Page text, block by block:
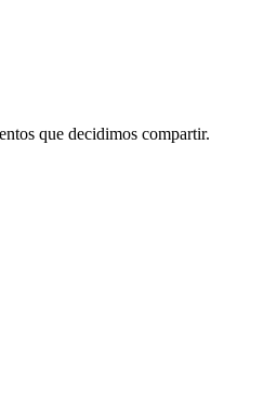
que decidimos compartir.